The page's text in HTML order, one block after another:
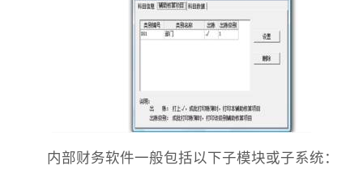
内部财务软件一般包括以下子模块或子系统：